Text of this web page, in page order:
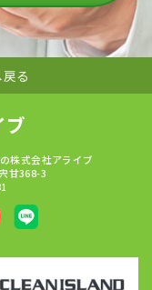
る
ブ
株式会社アライブ
甘368-3